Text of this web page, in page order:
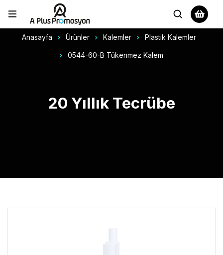
Anasayfa Ürünler Kalemler Plastik Kalemler
0544-60-B Tükenmez Kalem
20 Yıllık Tecrübe